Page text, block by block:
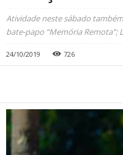
Atividade neste sábado
bate-papo “Memória Remota”;
24/10/2019 726